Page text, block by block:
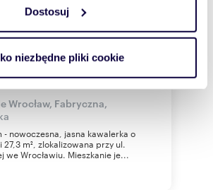
cookie do spersonalizowania treści
funkcje społecznościowe i
witryny, udostępniamy partnerom
te informacje z innymi danymi
lub uzyskanymi podczas
Dostosuj
niezbędne pliki cookie
- zapraszam
/mc + czynsz: 440 zł
Wrocław, Fabryczna,
- nowoczesna, jasna kawalerka o
m², zlokalizowana przy ul.
we Wrocławiu. Mieszkanie je...